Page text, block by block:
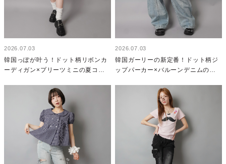
2026.07.03
韓国っぽが叶う！ドット柄リボンカ
ーディガン×プリーツミニの夏コー
2026.07.03
韓国ガーリーの新定番！ドット柄ジ
ップパーカー×バルーンデニムのゆ